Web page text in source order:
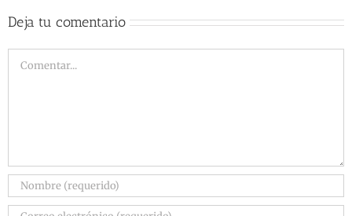
Deja tu comentario